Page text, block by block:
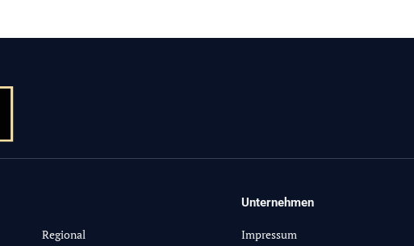
Regional
Unternehmen
Impressum